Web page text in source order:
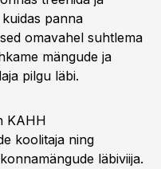
panna
omavahel suhtlema
mängude ja
pilgu läbi.
KAHH
koolitaja ning
läbiviija.